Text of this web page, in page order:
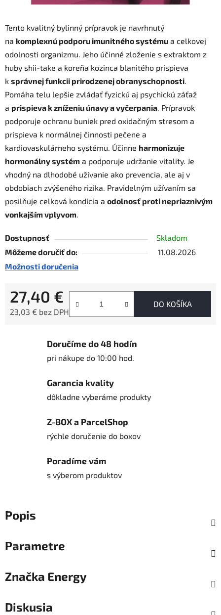
Tento kvalitný bylinný prípravok je navrhnutý
na komplexnú podporu imunitného systému a celkovej
odolnosti organizmu. Jeho účinné zloženie s extraktom z
huby shii-take a koreňa kozinca blanitého prispieva
k správnej funkcii prirodzenej obranyschopnosti.
Pomáha telu lepšie zvládať fyzickú aj psychickú záťaž
a prispieva k zníženiu únavy a vyčerpania. Prípravok
podporuje ochranu buniek pred oxidačným stresom a
prispieva k normálnej činnosti pečene a
kardiovaskulárneho systému. Účinne harmonizuje
hormonálny systém a podporuje udržanie vitality. Je
vhodný na dlhodobé užívanie ako prevencia, ale aj v
obdobiach zvýšeného rizika. Pravidelným užívaním sa
posilňuje celková kondícia a odolnosť proti nepriaznivým
vonkajším vplyvom.
Dostupnosť
Skladom
Môžeme doručiť do:
11.08.2026
Možnosti doručenia
27,40 €
23,03 € bez DPH
DO KOŠÍKA
Doručíme do 48 hodín
pri nákupe do 10:00 hod.
Garancia kvality
dôkladne vyberáme produkty
Z-BOX a ParcelShop
rýchle doručenie do boxov
Poradíme vám
s výberom produktov
Popis
Parametre
Značka Energy
Diskusia